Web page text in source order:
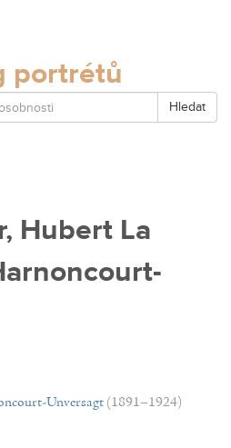
portrétů
Hledat
Hubert La
Unversagt (1891–1924)